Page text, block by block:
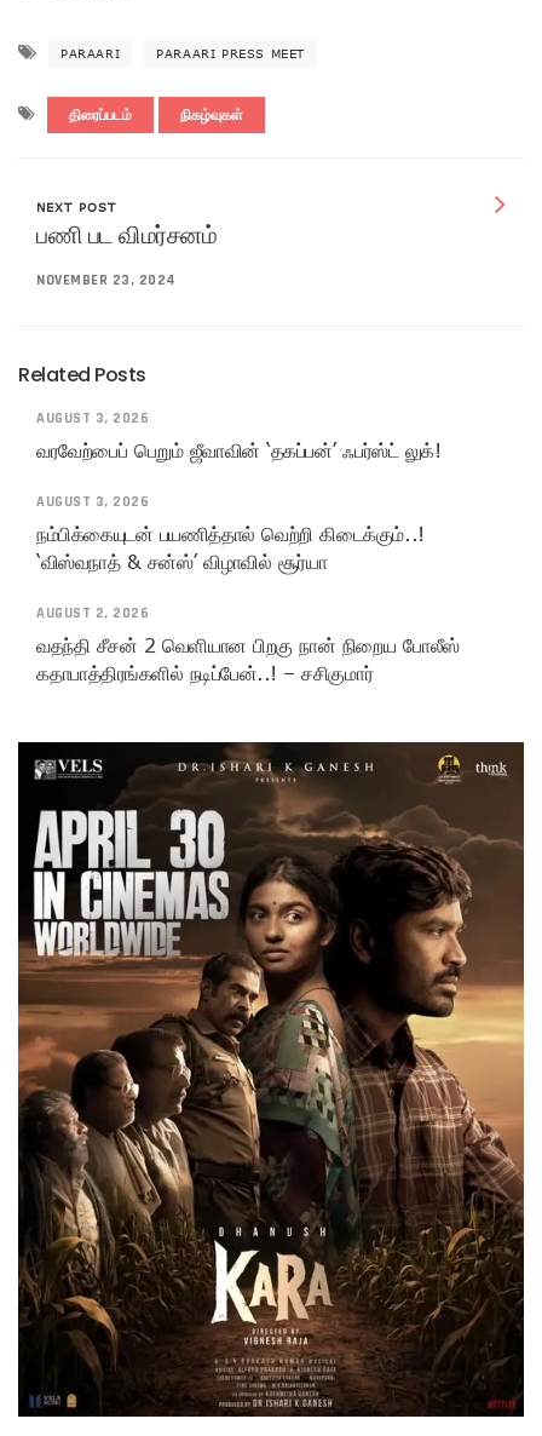
PARAARI PARAARI PRESS MEET
திரைப்படம் நிகழ்வுகள்
NEXT POST
பணி பட விமர்சனம்
NOVEMBER 23, 2024
Related Posts
AUGUST 3, 2026
வரவேற்பைப் பெறும் ஜீவாவின் ‘தகப்பன்’ ஃபர்ஸ்ட் லுக்!
AUGUST 3, 2026
நம்பிக்கையுடன் பயணித்தால் வெற்றி கிடைக்கும்..!
‘விஸ்வநாத் & சன்ஸ்’ விழாவில் சூர்யா
AUGUST 2, 2026
வதந்தி சீசன் 2 வெளியான பிறகு நான் நிறைய போலீஸ்
கதாபாத்திரங்களில் நடிப்பேன்..! – சசிகுமார்